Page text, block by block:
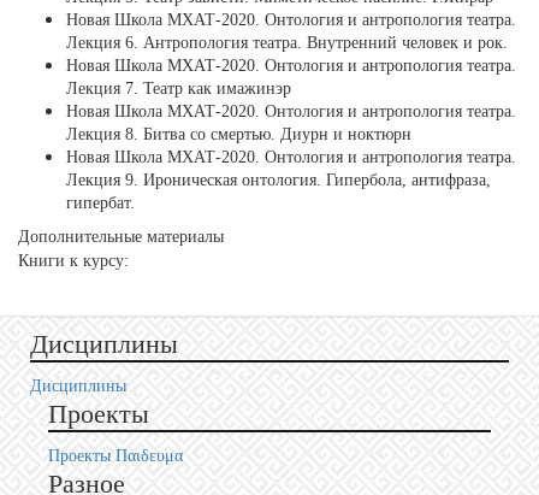
Новая Школа МХАТ-2020. Онтология и антропология театра.
Лекция 6. Антропология театра. Внутренний человек и рок.
Новая Школа МХАТ-2020. Онтология и антропология театра.
Лекция 7. Театр как имажинэр
Новая Школа МХАТ-2020. Онтология и антропология театра.
Лекция 8. Битва со смертью. Диурн и ноктюрн
Новая Школа МХАТ-2020. Онтология и антропология театра.
Лекция 9. Ироническая онтология. Гипербола, антифраза,
гипербат.
Дополнительные материалы
Книги к курсу:
Дисциплины
Дисциплины
Проекты
Проекты Пαιδευμα
Разное